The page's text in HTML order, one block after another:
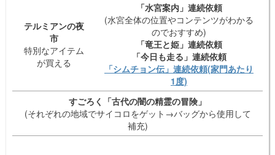
テルミアンの夜
市
特別なアイテム
が買える
「水宮案内」連続依頼
(水宮全体の位置やコンテンツがわかる
のでおすすめ)
「竜王と姫」連続依頼
「今日も走る」連続依頼
「シムチョン伝」連続依頼(家門あたり
1度)
すごろく「古代の闇の精霊の冒険」
(それぞれの地域でサイコロをゲット→バッグから使用して
補充)